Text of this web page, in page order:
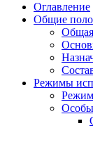
Оглавление
Общие
Общая
Режимы
Режим